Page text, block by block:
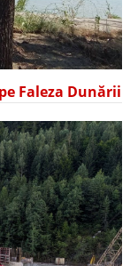
Faleza Dunării